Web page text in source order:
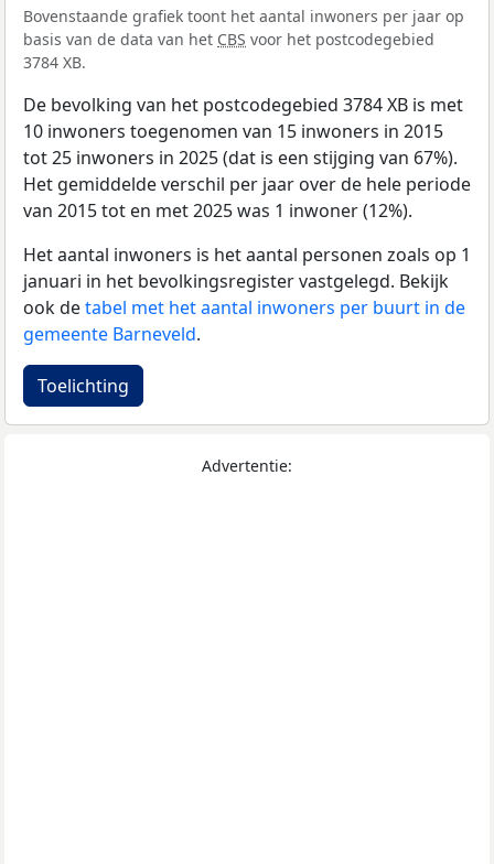
Bovenstaande grafiek toont het aantal inwoners per jaar op
basis van de data van het CBS voor het postcodegebied
3784 XB.
De bevolking van het postcodegebied 3784 XB is met
10 inwoners toegenomen van 15 inwoners in 2015
tot 25 inwoners in 2025 (dat is een stijging van 67%).
Het gemiddelde verschil per jaar over de hele periode
van 2015 tot en met 2025 was 1 inwoner (12%).
Het aantal inwoners is het aantal personen zoals op 1
januari in het bevolkingsregister vastgelegd. Bekijk
ook detabel met het aantal inwoners per buurt in de
gemeente Barneveld.
Toelichting
Advertentie: